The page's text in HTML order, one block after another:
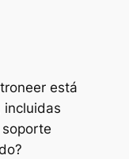
está
incluidas